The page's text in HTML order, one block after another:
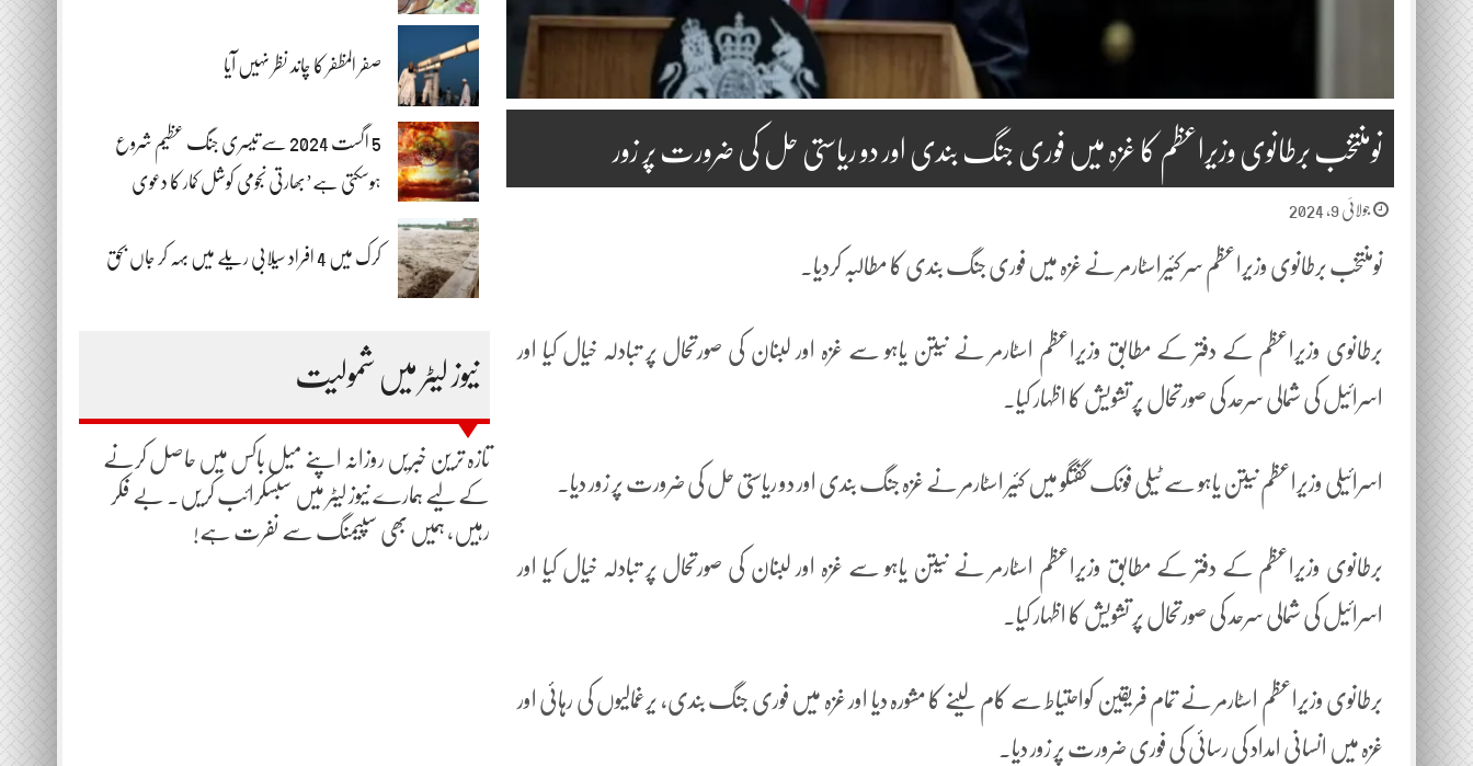
صفر المظفر کا چاند نظر نہیں آیا
5 اگست 2024 سے تیسری جنگ عظیم شروع
ہوسکتی ہے’بھارتی نجومی کوشل کمار کا دعوی
کرک میں 4 افراد سیلابی ریلے میں بہہ کر جاں بحق
نیوز لیٹر میں شمولیت
تازہ ترین خبریں روزانہ اپنے میل باکس میں حاصل کرنے
کے لیے ہمارے نیوز لیٹر میں سبسکرائب کریں۔ بے فکر
رہیں، ہمیں بھی سپیمنگ سے نفرت ہے!
نومنتخب برطانوی وزیراعظم کا غزہ میں فوری جنگ بندی اور دو ریاستی حل کی ضرورت پر زور
جولائی 9, 2024
نومنتخب برطانوی وزیراعظم سر کئیراسٹارمر نے غزہ میں فوری جنگ بندی کا مطالبہ کردیا۔
برطانوی وزیراعظم کے دفتر کے مطابق وزیراعظم اسٹارمر نے نیتن یاہو سے غزہ اور لبنان کی صورتحال پر تبادلہ خیال کیا اور
اسرائیل کی شمالی سرحد کی صورتحال پر تشویش کا اظہار کیا۔
اسرائیلی وزیراعظم نیتن یاہو سے ٹیلی فونک گفتگو میں کئیر اسٹارمر نے غزہ جنگ بندی اور دو ریاستی حل کی ضرورت پر زور دیا۔
برطانوی وزیراعظم کے دفتر کے مطابق وزیراعظم اسٹارمر نے نیتن یاہو سے غزہ اور لبنان کی صورتحال پر تبادلہ خیال کیا اور
اسرائیل کی شمالی سرحد کی صورتحال پر تشویش کا اظہار کیا۔
برطانوی وزیراعظم اسٹارمر نے تمام فریقین کواحتیاط سے کام لینے کا مشورہ دیا اور غزہ میں فوری جنگ بندی، یرغمالیوں کی رہائی اور
غزہ میں انسانی امداد کی رسائی کی فوری ضرورت پر زور دیا۔